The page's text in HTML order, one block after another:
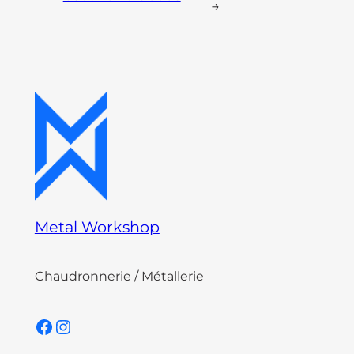
→
Metal Workshop
Chaudronnerie / Métallerie
Facebook Instagram